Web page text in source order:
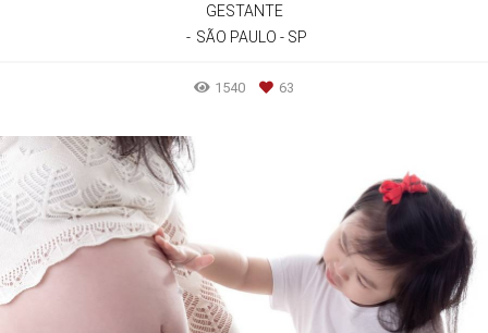
GESTANTE
SÃO PAULO - SP
1540 63